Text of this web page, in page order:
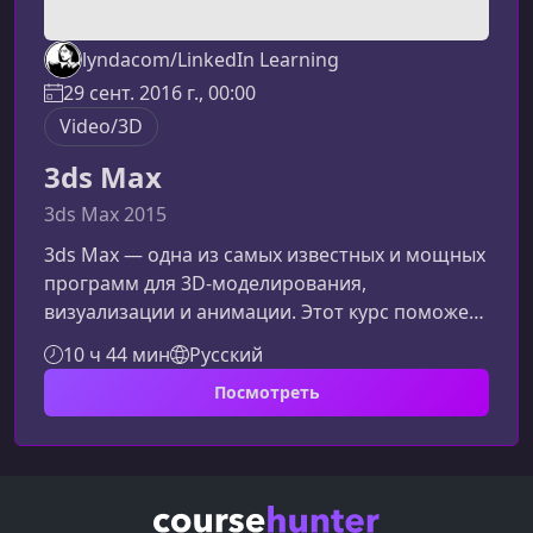
lyndacom/LinkedIn Learning
29 сент. 2016 г., 00:00
Video/3D
3ds Max
3ds Max 2015
3ds Max — одна из самых известных и мощных
программ для 3D‑моделирования,
визуализации и анимации. Этот курс поможет
вам быстро и уверенно освоить инструменты
программы, чтобы создавать эффектные
сцены, модели и профессиональные проекты
многого другого.О чем этот курсОбучение
Max — от основ интерфейса до продвинутых
10 ч 44 мин Русский
Посмотреть